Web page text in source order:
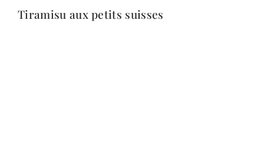
Tiramisu aux petits suisses